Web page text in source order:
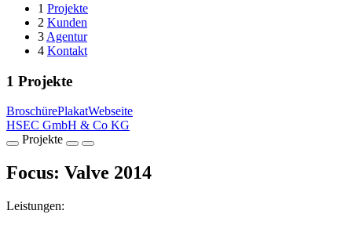
1 Projekte
2 Kunden
3 Agentur
4 Kontakt
1 Projekte
BroschürePlakatWebseite
HSEC GmbH & Co KG
Projekte
Focus: Valve 2014
Leistungen: